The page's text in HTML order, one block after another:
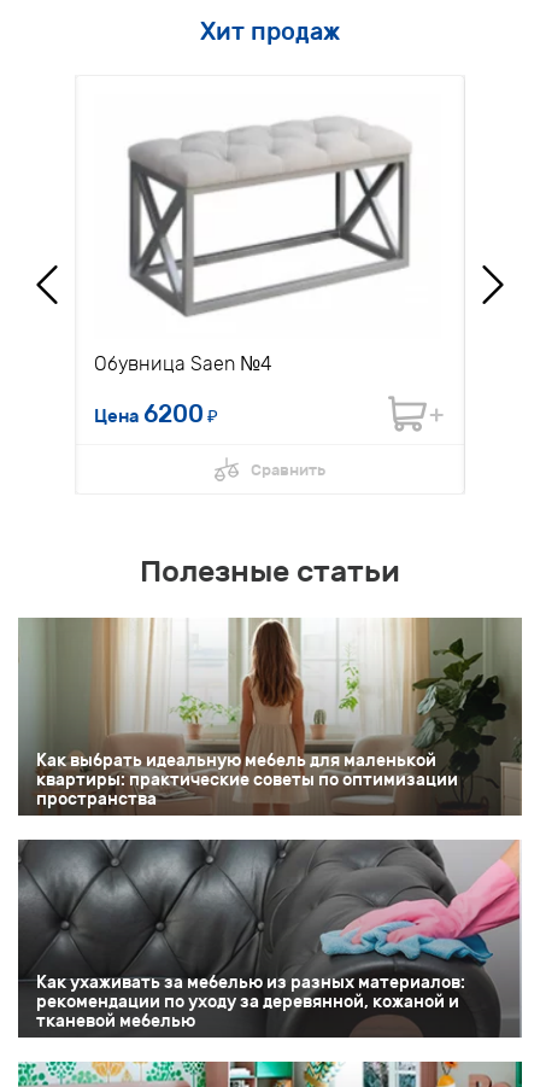
Хит продаж
Обувница Saen №4
Цена 6200 ₽
Сравнить
Полезные статьи
Как выбрать идеальную мебель для маленькой
квартиры: практические советы по оптимизации
пространства
Как ухаживать за мебелью из разных материалов:
рекомендации по уходу за деревянной, кожаной и
тканевой мебелью